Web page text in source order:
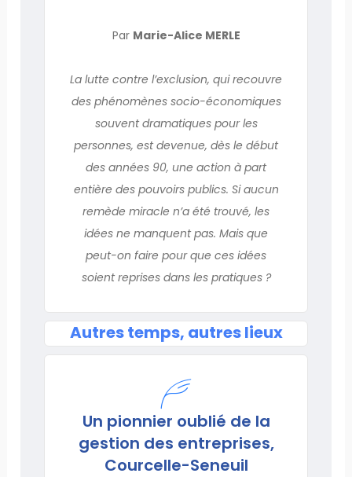
Par Marie-Alice MERLE
La lutte contre l’exclusion, qui recouvre
des phénomènes socio-économiques
souvent dramatiques pour les
personnes, est devenue, dès le début
des années 90, une action à part
entière des pouvoirs publics. Si aucun
remède miracle n’a été trouvé, les
idées ne manquent pas. Mais que
peut-on faire pour que ces idées
soient reprises dans les pratiques ?
Autres temps, autres lieux
Un pionnier oublié de la
gestion des entreprises,
Courcelle-Seneuil